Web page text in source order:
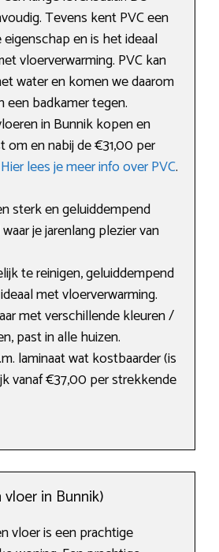
Tevens kent PVC een
en is het ideaal
vloerverwarming. PVC kan
water en komen we daarom
een badkamer tegen.
in Bunnik kopen en
om en nabij de €31,00 per
Hier lees je meer info over PVC.
sterk en geluiddempend
je jarenlang plezier van
te reinigen, geluiddempend
met vloerverwarming.
met verschillende kleuren /
past in alle huizen.
laminaat wat kostbaarder (is
vanaf €37,00 per strekkende
in Bunnik)
vloer is een prachtige